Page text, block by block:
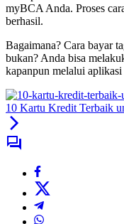
myBCA Anda. Proses
berhasil.
Bagaimana? Cara bayar
bukan? Anda bisa
kapanpun melalui
10 Kartu Kredit Terbaik